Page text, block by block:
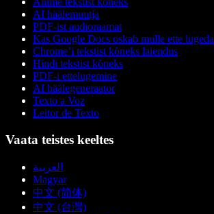
AI häälemuutja
PDF-ist audioraamat
Kas Google Docs oskab mulle ette lugeda
Chrome’i tekstist kõneks laiendus
Hindi tekstist kõneks
PDF-i ettelugemine
AI häälegeneraator
Texto a Voz
Leitor de Texto
Vaata teistes keeltes
العربية
Magyar
中文 (简体)
中文 (台灣)